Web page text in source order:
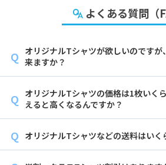
よくある質問（
オリジナルTシャツが欲しいのですが
来ますか？
オリジナルTシャツの価格は1枚いく
えると高くなるんですか？
オリジナルTシャツなどの送料はいく